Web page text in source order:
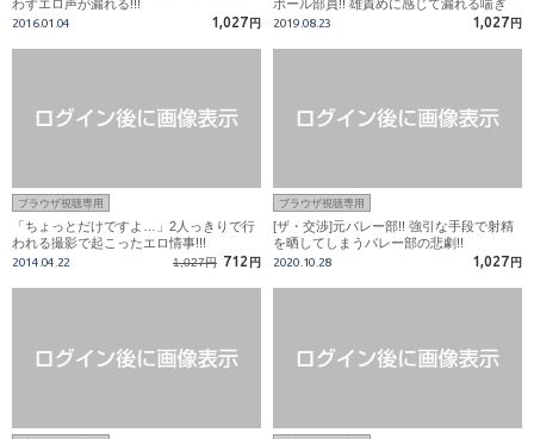
わずエロ声が漏れる!!!
2016.01.04 1,027 円
ボール部員!! 雄責めに感じて漏れる喘ぎ
声…遂には射精まで…。
2019.08.23 1,027 円
ブラウザ視聴専用
「ちょっとだけですよ…」2人っきりで行
われる撮影で起こったエロ情事!!!
2014.04.22 1,027円 712 円
ブラウザ視聴専用
[ザ・交渉]元バレー部!! 強引な手段で射精
を晒してしまうバレー部の悲劇!!
2020.10.28 1,027 円